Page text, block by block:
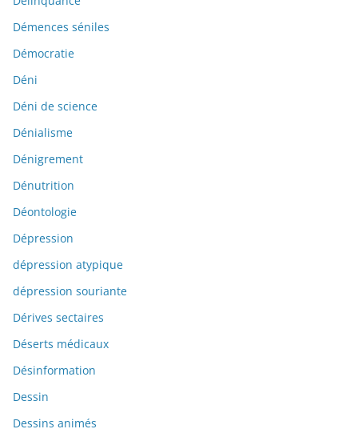
Démences séniles
Démocratie
Déni
Déni de science
Dénialisme
Dénigrement
Dénutrition
Déontologie
Dépression
dépression atypique
dépression souriante
Dérives sectaires
Déserts médicaux
Désinformation
Dessin
Dessins animés